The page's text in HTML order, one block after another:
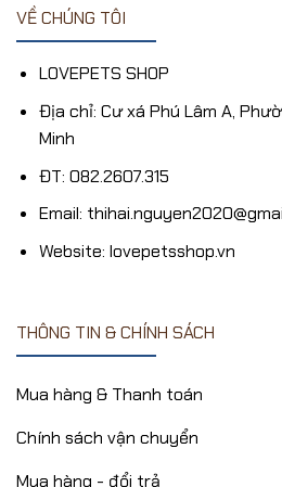
VỀ CHÚNG TÔI
LOVEPETS SHOP
Địa chỉ: Cư xá Phú Lâm A,
Minh
ĐT: 082.2607.315
Email:
Website: lovepetsshop.vn
THÔNG TIN & CHÍNH SÁCH
Mua hàng & Thanh toán
Chính sách vận chuyển
Mua hàng - đổi trả